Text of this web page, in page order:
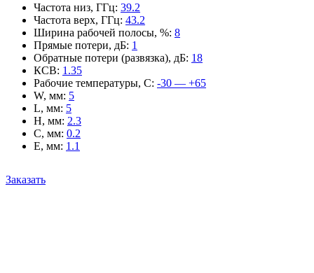
Частота низ, ГГц: 39.2
Частота верх, ГГц: 43.2
Ширина рабочей полосы, %: 8
Прямые потери, дБ: 1
Обратные потери (развязка), дБ: 18
КСВ: 1.35
Рабочие температуры, С: -30 — +65
W, мм: 5
L, мм: 5
H, мм: 2.3
C, мм: 0.2
E, мм: 1.1
Заказать